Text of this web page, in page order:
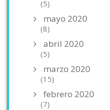
(5)
mayo 2020
(8)
abril 2020
(5)
marzo 2020
(15)
febrero 2020
(7)